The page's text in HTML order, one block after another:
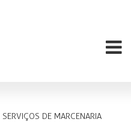
DE MARCENARIA